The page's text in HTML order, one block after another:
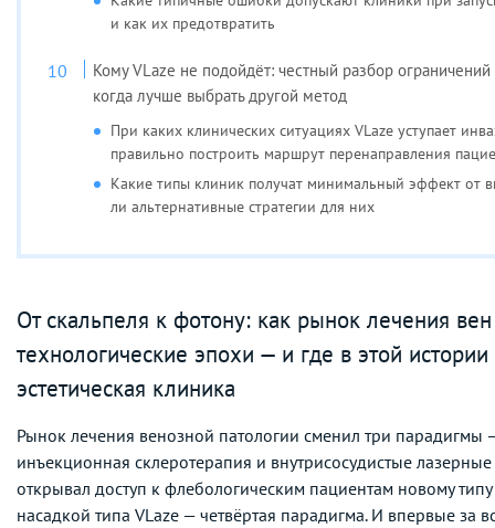
и как их предотвратить
Кому VLaze не подойдёт: честный разбор ограничений
когда лучше выбрать другой метод
При каких клинических ситуациях VLaze уступает
правильно построить маршрут перенаправления
Какие типы клиник получат минимальный эффект от
ли альтернативные стратегии для них
От скальпеля к фотону: как рынок лечения
технологические эпохи — и где в этой истории
эстетическая клиника
Рынок лечения венозной патологии сменил три парадигмы
инъекционная склеротерапия и внутрисосудистые
открывал доступ к флебологическим пациентам новому
насадкой типа VLaze — четвёртая парадигма. И впервые за